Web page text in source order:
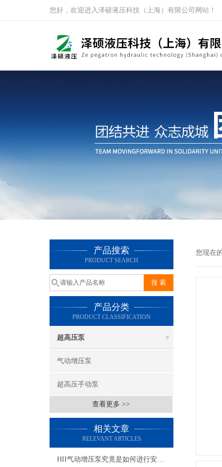
您好，欢迎进入泽硕液压科技（上海）有限公司网站！
产品搜索
PRODUCT SEARCH
产品分类
PRODUCT CLASSIFICATION
超高压泵
气动增压泵
超高压手动泵
查看更多 >>
相关文章
RELEVANT ARTICLES
HII气动增压泵究竟是如何进行安装的呢？
您现在